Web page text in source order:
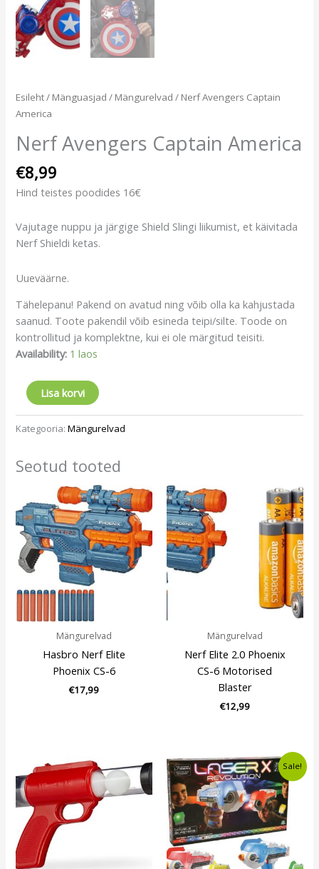
Esileht/ Mänguasjad / Mängurelvad / Nerf Avengers Captain
America
Nerf Avengers Captain America
€8,99
Hind teistes poodides 16€
Vajutage nuppu ja järgige Shield Slingi liikumist, et käivitada
Nerf Shieldi ketas.
Uueväärne.
Tähelepanu! Pakend on avatud ning võib olla ka kahjustada
saanud. Toote pakendil võib esineda teipi/silte. Toode on
kontrollitud ja komplektne, kui ei ole märgitud teisiti.
Availability: 1 laos
Lisa korvi
Kategooria:Mängurelvad
Seotud tooted
Mängurelvad
Hasbro Nerf Elite
Phoenix CS-6
€17,99
Mängurelvad
Nerf Elite 2.0 Phoenix
CS-6 Motorised
Blaster
€12,99
Sale!
Algne
hind
oli:
€19,99.
Current
price
is:
€15,99.